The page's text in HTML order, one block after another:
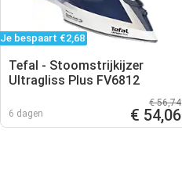
Je bespaart €2,68
Tefal - Stoomstrijkijzer
Ultragliss Plus FV6812
6 dagen
€ 56,74
€ 54,06